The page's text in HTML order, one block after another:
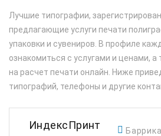
Лучшие типографии,
предлагающие услуги печати
упаковки и сувениров. В профиле
ознакомиться с услугами и ценами, а
на расчет печати онлайн. Ниже
типографий, телефоны и другие
ИндексПринт